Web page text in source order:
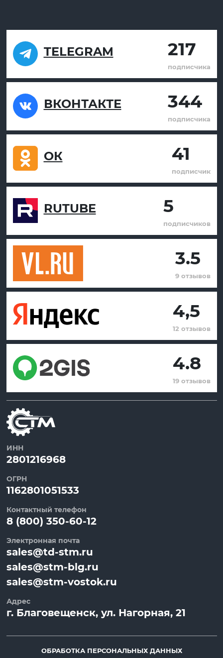
TELEGRAM 217
подписчика
ВКОНТАКТЕ 344
подписчика
ОК 41
подписчик
RUTUBE 5
подписчиков
3.5
9 отзывов
4,5
12 отзывов
4.8
19 отзывов
ИНН
2801216968
ОГРН
1162801051533
Контактный телефон
8 (800) 350-60-12
Электронная почта
sales@td-stm.ru
sales@stm-blg.ru
sales@stm-vostok.ru
Адрес
г. Благовещенск, ул. Нагорная, 21
ОБРАБОТКА ПЕРСОНАЛЬНЫХ ДАННЫХ